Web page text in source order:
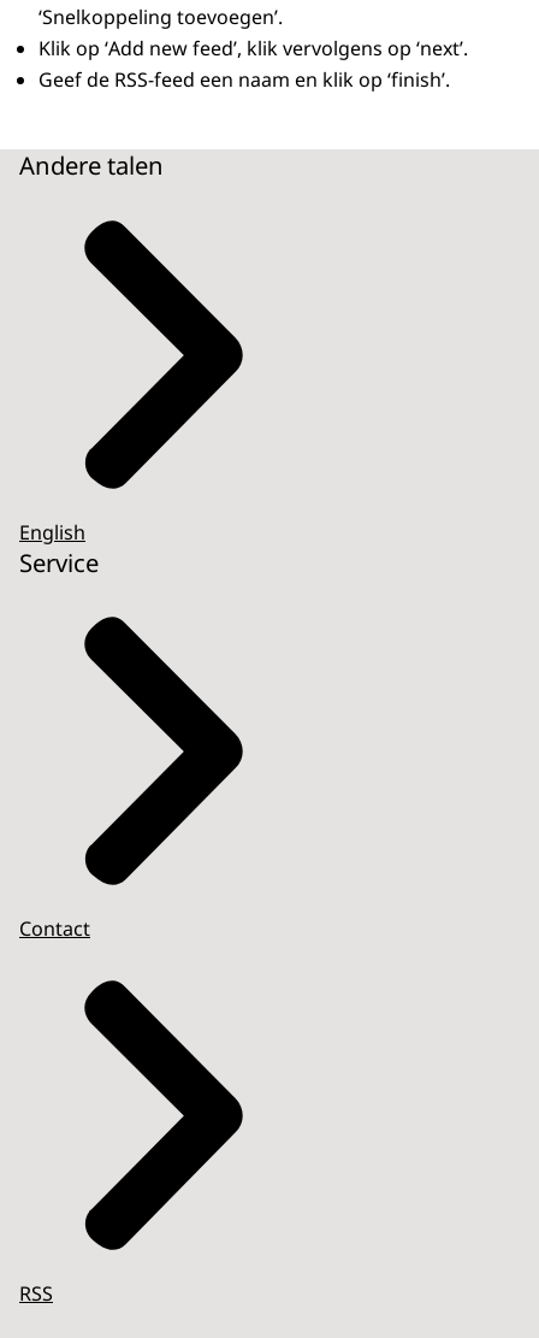
‘Snelkoppeling toevoegen’.
Klik op ‘Add new feed’, klik vervolgens op ‘next’.
Geef de RSS-feed een naam en klik op ‘finish’.
Andere talen
English
Service
Contact
RSS